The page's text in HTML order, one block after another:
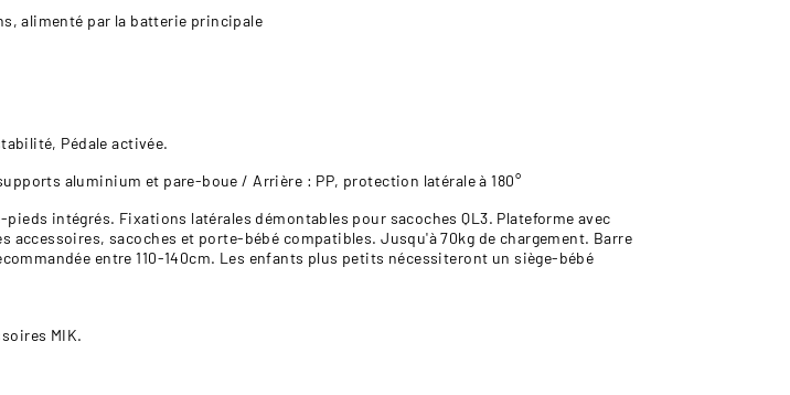
alimenté par la batterie principale
Pédale activée.
aluminium et pare-boue / Arrière : PP, protection latérale à 180°
intégrés. Fixations latérales démontables pour sacoches QL3. Plateforme avec
accessoires, sacoches et porte-bébé compatibles. Jusqu'à 70kg de chargement. Barre
entre 110-140cm. Les enfants plus petits nécessiteront un siège-bébé
MIK.